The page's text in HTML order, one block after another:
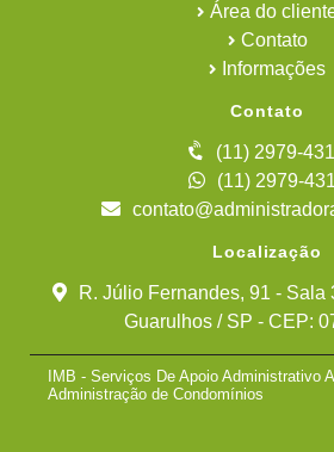
Área do
Contato
Informações
Contato
(11) 2979-
(11) 2979-
Localização
R. Júlio Fernandes, 91 - Sala
Guarulhos / SP - CEP:
IMB - Serviços De Apoio Administrativo
Administração de Condomínios